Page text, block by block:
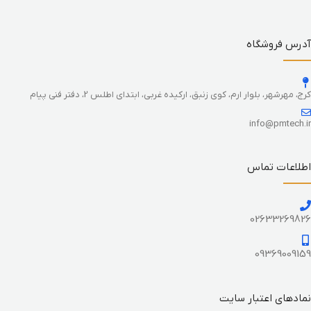
آدرس فروشگاه
کرج، مهرشهر، بلوار ارم، کوی زنبق، ارکیده غربی، ابتدای اطلس 2، دفتر فنی پیام
info@pmtech.ir
اطلاعات تماس
02633269826
09369009159
نمادهای اعتبار سایت